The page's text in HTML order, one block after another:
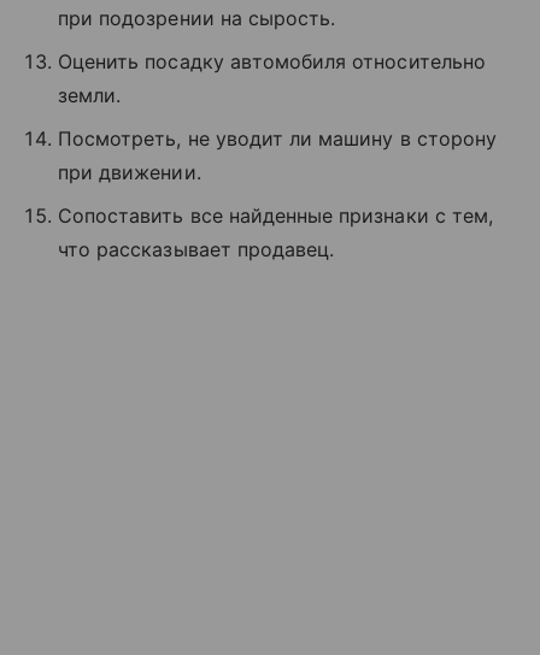
при подозрении на сырость.
Оценить посадку автомобиля относительно
земли.
Посмотреть, не уводит ли машину в сторону
при движении.
Сопоставить все найденные признаки с тем,
что рассказывает продавец.